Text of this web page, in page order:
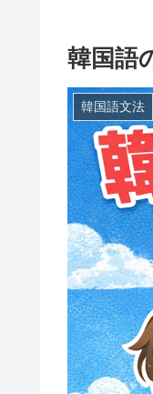
韓国語
韓国語文法